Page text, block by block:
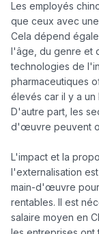
Les employés
que ceux avec une
Cela dépend
l'âge, du genre et
technologies de
pharmaceutiques
élevés car il y a un
D'autre part, les
d'œuvre peuvent
L'impact et la
l'externalisation
main-d'œuvre pour
rentables. Il est
salaire moyen en